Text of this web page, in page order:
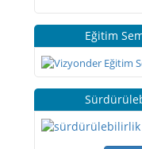
Eğitim